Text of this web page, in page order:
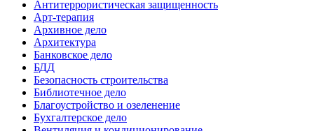
Антитеррористическая защищенность
Арт-терапия
Архивное дело
Архитектура
Банковское дело
БДД
Безопасность строительства
Библиотечное дело
Благоустройство и озеленение
Бухгалтерское дело